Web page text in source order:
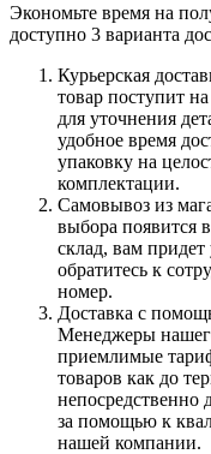
Экономьте время на
доступно 3 варианта
Курьерская
товар поступит
для уточнения
удобное время
упаковку на
комплектации.
Самовывоз из
выбора появится
склад, вам придет
обратитесь к
номер.
Доставка с
Менеджеры
приемлимые
товаров как до
непосредственно
за помощью к
нашей компании.